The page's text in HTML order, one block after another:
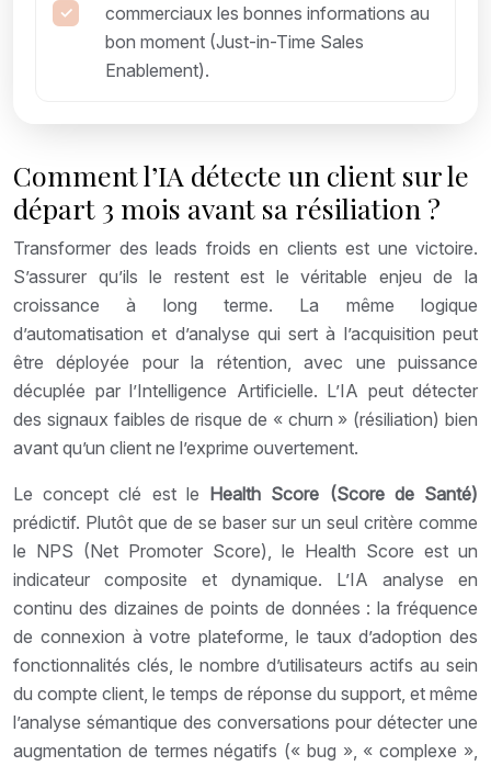
commerciaux les bonnes informations au
bon moment (Just-in-Time Sales
Enablement).
Comment l’IA détecte un client sur le
départ 3 mois avant sa résiliation ?
Transformer des leads froids en clients est une victoire.
S’assurer qu’ils le restent est le véritable enjeu de la
croissance à long terme. La même logique
d’automatisation et d’analyse qui sert à l’acquisition peut
être déployée pour la rétention, avec une puissance
décuplée par l’Intelligence Artificielle. L’IA peut détecter
des signaux faibles de risque de « churn » (résiliation) bien
avant qu’un client ne l’exprime ouvertement.
Le concept clé est le Health Score (Score de Santé)
prédictif. Plutôt que de se baser sur un seul critère comme
le NPS (Net Promoter Score), le Health Score est un
indicateur composite et dynamique. L’IA analyse en
continu des dizaines de points de données : la fréquence
de connexion à votre plateforme, le taux d’adoption des
fonctionnalités clés, le nombre d’utilisateurs actifs au sein
du compte client, le temps de réponse du support, et même
l’analyse sémantique des conversations pour détecter une
augmentation de termes négatifs (« bug », « complexe »,